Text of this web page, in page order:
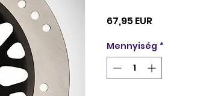
67,95 EURÁr
Mennyiség *